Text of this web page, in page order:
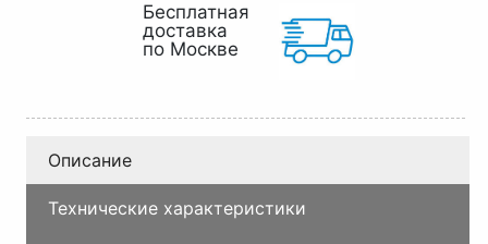
Бесплатная
доставка
по Москве
Описание
Технические характеристики